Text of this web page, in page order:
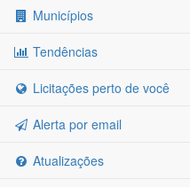
Municípios
Tendências
Licitações perto de você
Alerta por email
Atualizações